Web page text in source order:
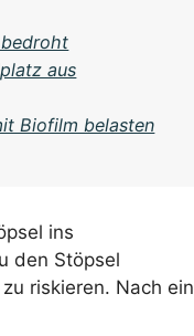
aus
Biofilm belasten
ins
den Stöpsel
riskieren. Nach ein